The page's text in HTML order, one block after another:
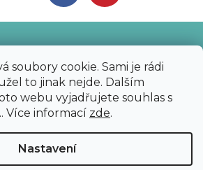
soubory cookie. Sami je rádi
to jinak nejde. Dalším
webu vyjadřujete souhlas s
Více informací zde.
Nastavení
Bijoux Components - Svět
práva vyhrazena.